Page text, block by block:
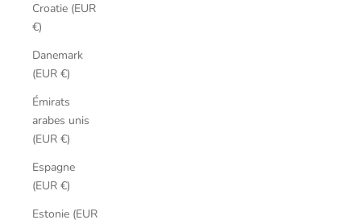
Croatie (EUR
€)
Danemark
(EUR €)
Émirats
arabes unis
(EUR €)
Espagne
(EUR €)
Estonie (EUR